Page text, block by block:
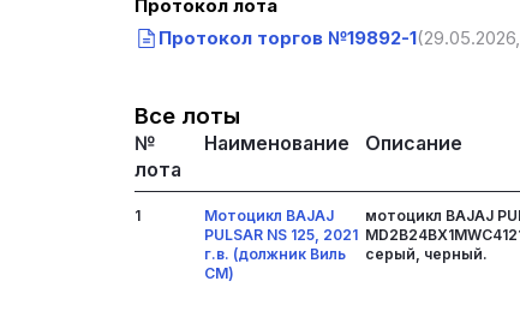
Протокол лота
Протокол торгов №19892-1
Все лоты
№
лота
Наименование Описание
1
Мотоцикл BAJAJ
PULSAR NS 125, 2021
г.в. (должник Виль
СМ)
мотоцикл BAJAJ
серый, черный.